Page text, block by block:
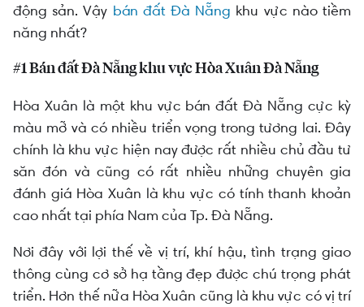
động sản. Vậy bán đất Đà Nẵng khu vực nào tiềm
năng nhất?
#1 Bán đất Đà Nẵng khu vực Hòa Xuân Đà Nẵng
Hòa Xuân là một khu vực bán đất Đà Nẵng cực kỳ
màu mỡ và có nhiều triển vọng trong tương lai. Đây
chính là khu vực hiện nay được rất nhiều chủ đầu tư
săn đón và cũng có rất nhiều những chuyên gia
đánh giá Hòa Xuân là khu vực có tính thanh khoản
cao nhất tại phía Nam của Tp. Đà Nẵng.
Nơi đây với lợi thế về vị trí, khí hậu, tình trạng giao
thông cùng cơ sở hạ tầng đẹp được chú trọng phát
triển. Hơn thế nữa Hòa Xuân cũng là khu vực có vị trí